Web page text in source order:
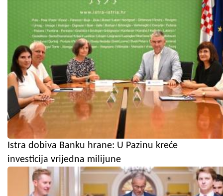
Istra dobiva Banku hrane: U Pazinu kreće
investicija vrijedna milijune